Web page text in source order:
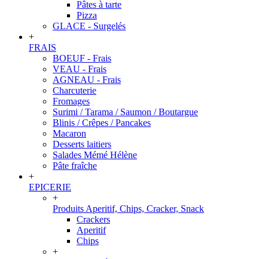
Pâtes à tarte
Pizza
GLACE - Surgelés
+
FRAIS
BOEUF - Frais
VEAU - Frais
AGNEAU - Frais
Charcuterie
Fromages
Surimi / Tarama / Saumon / Boutargue
Blinis / Crêpes / Pancakes
Macaron
Desserts laitiers
Salades Mémé Hélène
Pâte fraîche
+
EPICERIE
+
Produits Aperitif, Chips, Cracker, Snack
Crackers
Aperitif
Chips
+